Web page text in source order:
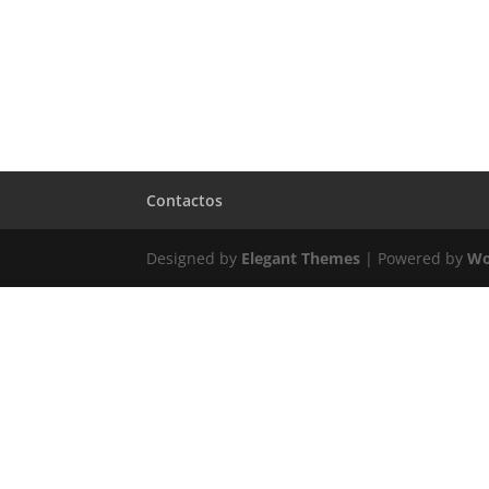
Contactos
Designed by Elegant Themes | Powered by